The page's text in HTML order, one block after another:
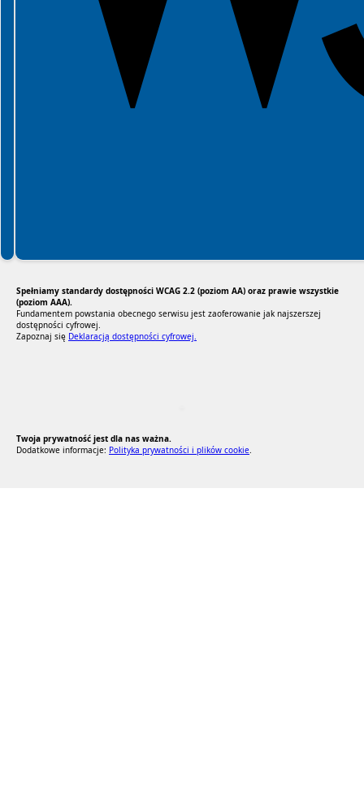
Spełniamy standardy dostępności WCAG 2.2 (poziom AA) oraz prawie wszystkie
(poziom AAA).
Fundamentem powstania obecnego serwisu jest zaoferowanie jak najszerszej
dostępności cyfrowej.
Zapoznaj się Deklaracją dostępności cyfrowej.
Twoja prywatność jest dla nas ważna.
Dodatkowe informacje: Polityka prywatności i plików cookie